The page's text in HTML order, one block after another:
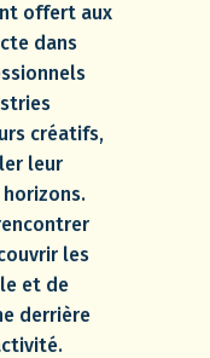
offert aux
dans
créatifs,
leur
les
et de
derrière